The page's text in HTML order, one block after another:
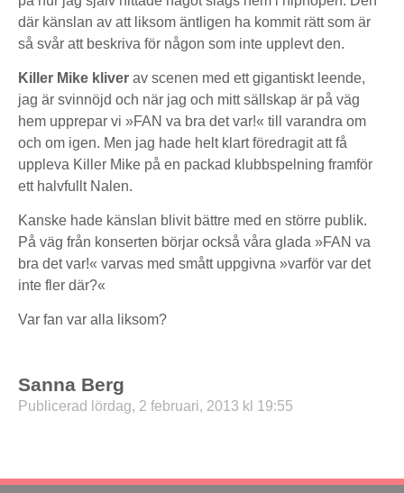
där känslan av att liksom äntligen ha kommit rätt som är
så svår att beskriva för någon som inte upplevt den.
Killer Mike kliver av scenen med ett gigantiskt leende,
jag är svinnöjd och när jag och mitt sällskap är på väg
hem upprepar vi »FAN va bra det var!« till varandra om
och om igen. Men jag hade helt klart föredragit att få
uppleva Killer Mike på en packad klubbspelning framför
ett halvfullt Nalen.
Kanske hade känslan blivit bättre med en större publik.
På väg från konserten börjar också våra glada »FAN va
bra det var!« varvas med smått uppgivna »varför var det
inte fler där?«
Var fan var alla liksom?
Sanna Berg
Publicerad lördag, 2 februari, 2013 kl 19:55